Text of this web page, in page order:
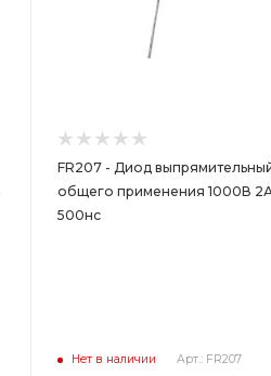
FR207 - Диод
общего применения 1000В
500нс
Нет в наличии Арт.: FR207